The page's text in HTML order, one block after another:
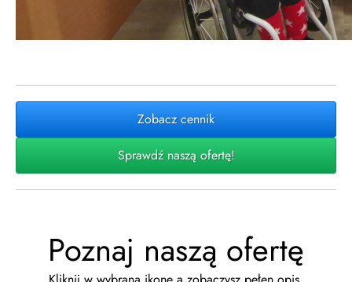
Zobacz cennik
Sprawdź naszą ofertę!
Poznaj naszą ofertę